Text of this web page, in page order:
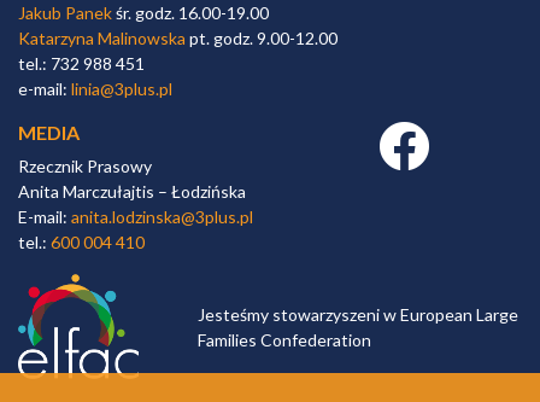
Jakub Panekśr. godz. 16.00-19.00
Katarzyna Malinowska pt. godz. 9.00-12.00
tel.: 732 988 451
e-mail: linia@3plus.pl
MEDIA
Rzecznik Prasowy
Anita Marczułajtis – Łodzińska
E-mail: anita.lodzinska@3plus.pl
tel.: 600 004 410
Facebook link
Jesteśmy stowarzyszeni w European Large
Families Confederation